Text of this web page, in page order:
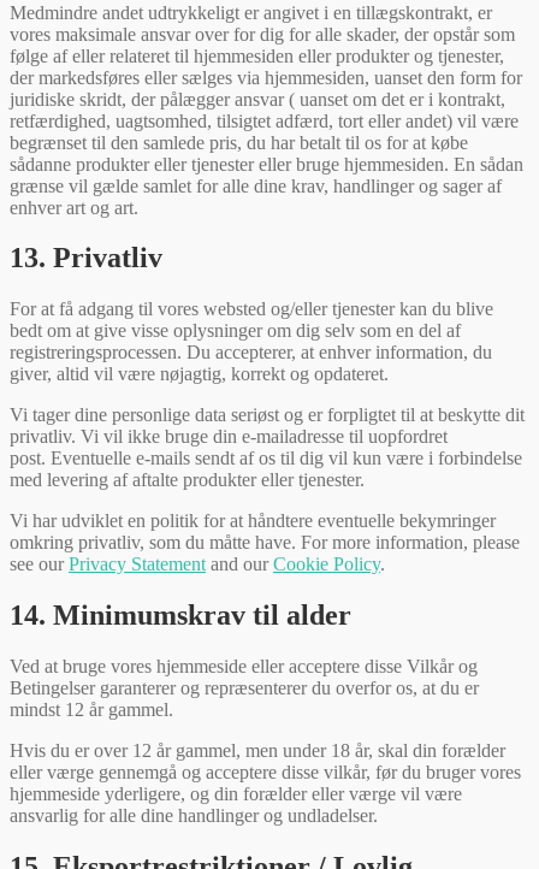
Medmindre andet udtrykkeligt er angivet i en tillægskontrakt, er
vores maksimale ansvar over for dig for alle skader, der opstår som
følge af eller relateret til hjemmesiden eller produkter og tjenester,
der markedsføres eller sælges via hjemmesiden, uanset den form for
juridiske skridt, der pålægger ansvar ( uanset om det er i kontrakt,
retfærdighed, uagtsomhed, tilsigtet adfærd, tort eller andet) vil være
begrænset til den samlede pris, du har betalt til os for at købe
sådanne produkter eller tjenester eller bruge hjemmesiden. En sådan
grænse vil gælde samlet for alle dine krav, handlinger og sager af
enhver art og art.
13. Privatliv
For at få adgang til vores websted og/eller tjenester kan du blive
bedt om at give visse oplysninger om dig selv som en del af
registreringsprocessen. Du accepterer, at enhver information, du
giver, altid vil være nøjagtig, korrekt og opdateret.
Vi tager dine personlige data seriøst og er forpligtet til at beskytte dit
privatliv. Vi vil ikke bruge din e-mailadresse til uopfordret
post. Eventuelle e-mails sendt af os til dig vil kun være i forbindelse
med levering af aftalte produkter eller tjenester.
Vi har udviklet en politik for at håndtere eventuelle bekymringer
omkring privatliv, som du måtte have. For more information, please
see ourPrivacy Statement and ourCookie Policy.
14. Minimumskrav til alder
Ved at bruge vores hjemmeside eller acceptere disse Vilkår og
Betingelser garanterer og repræsenterer du overfor os, at du er
mindst 12 år gammel.
Hvis du er over 12 år gammel, men under 18 år, skal din forælder
eller værge gennemgå og acceptere disse vilkår, før du bruger vores
hjemmeside yderligere, og din forælder eller værge vil være
ansvarlig for alle dine handlinger og undladelser.